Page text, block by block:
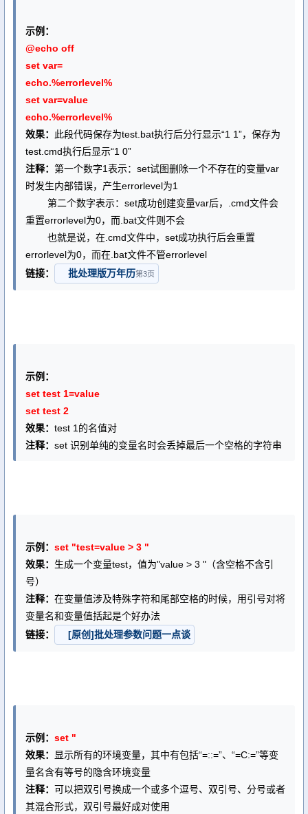
示例：
@echo off
set var=
echo.%errorlevel%
set var=value
echo.%errorlevel%
效果： 此段代码保存为test.bat执行后分行显示“1 1”，保存为
test.cmd执行后显示“1 0”
注释： 第一个数字1表示：set试图删除一个不存在的变量var
时发生内部错误，产生errorlevel为1
第二个数字表示：set成功创建变量var后，.cmd文件会
重置errorlevel为0，而.bat文件则不会
也就是说，在.cmd文件中，set成功执行后会重置
errorlevel为0，而在.bat文件不管errorlevel
链接：
批处理版万年历第3页
示例：
set test 1=value
set test 2
效果： test 1的名值对
注释： set 识别单纯的变量名时会丢掉最后一个空格的字符串
示例： set "test=value > 3 "
效果： 生成一个变量test，值为"value > 3 "（含空格不含引
号）
注释： 在变量值涉及特殊字符和尾部空格的时候，用引号对将
变量名和变量值括起是个好办法
链接：
[原创]批处理参数问题一点谈
示例： set "
效果：
显示所有的环境变量，其中有包括“=::=”、“=C:=”等变
量名含有等号的隐含环境变量
注释： 可以把双引号换成一个或多个逗号、双引号、分号或者
其混合形式，双引号最好成对使用